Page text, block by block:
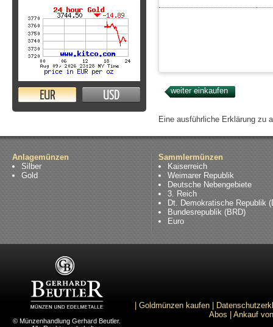
EUR USD
Eine ausführliche Erklärung zu
Anlagemünzen
Silber
Gold
Sammlermünzen
Kaiserreich
Weimarer Republik
Deutsche Nebengebiete
3. Reich
Dt. Demokratische Republik
Bundesrepublik (BRD)
Euro
© Münzenhandlung Gerhard Beutler.
Goldmünzen kaufen
Abos
Ankauf